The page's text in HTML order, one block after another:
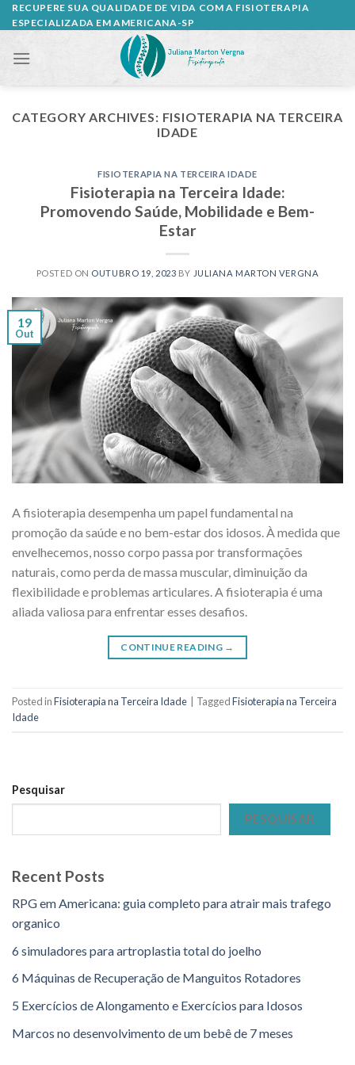
Skip
to
RECUPERE SUA QUALIDADE DE VIDA COM A FISIOTERAPIA
ESPECIALIZADA EM AMERICANA-SP
CATEGORY ARCHIVES: FISIOTERAPIA NA TERCEIRA
IDADE
FISIOTERAPIA NA TERCEIRA IDADE
Fisioterapia na Terceira Idade:
Promovendo Saúde, Mobilidade e Bem-
Estar
POSTED ON OUTUBRO 19, 2023 BY JULIANA MARTON VERGNA
19
Out
A fisioterapia desempenha um papel fundamental na
promoção da saúde e no bem-estar dos idosos. À medida que
envelhecemos, nosso corpo passa por transformações
naturais, como perda de massa muscular, diminuição da
flexibilidade e problemas articulares. A fisioterapia é uma
aliada valiosa para enfrentar esses desafios.
CONTINUE READING →
Posted inFisioterapia na Terceira Idade TaggedFisioterapia na Terceira
Idade
Pesquisar
PESQUISAR
Recent Posts
RPG em Americana: guia completo para atrair mais trafego
organico
6 simuladores para artroplastia total do joelho
6 Máquinas de Recuperação de Manguitos Rotadores
5 Exercícios de Alongamento e Exercícios para Idosos
Marcos no desenvolvimento de um bebê de 7 meses